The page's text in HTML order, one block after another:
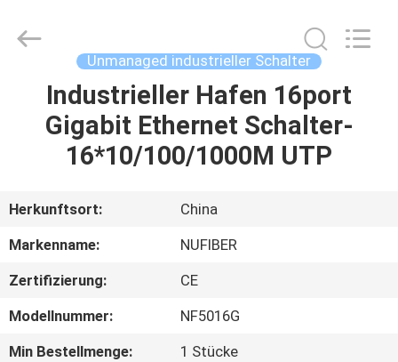
HAUS
PRODUKTE
ÜBER
UNS
FABRIK-
AUSFLUG
Co.,Ltd.
Unmanaged industrieller Schalter
Industrieller Hafen 16port
Gigabit Ethernet Schalter-
16*10/100/1000M UTP
Herkunftsort:
China
Markenname:
NUFIBER
Zertifizierung:
CE
Modellnummer:
NF5016G
Min Bestellmenge:
1 Stücke